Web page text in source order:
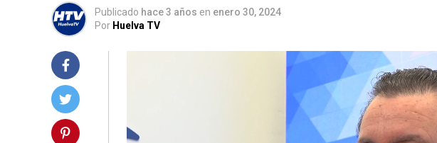
Publicado hace 3 años en enero 30, 2024
Por Huelva TV